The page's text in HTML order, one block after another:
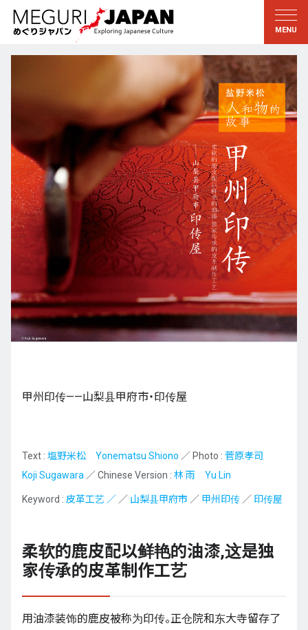
游历地域
江户・东京
甲信越
北陆
东海
京都・奈良
山阴・山阳
九州
游历文化
知与学
求教
伝承
艺术・艺能
匠艺
自然
和历与生活
小野里茶の湯クラブ
JA EN KO ES
甲州印传——山梨县甲府市・印传屋
Text : 塩野米松 Yonematsu Shiono ／ Photo : 菅原孝司
Koji Sugawara ／ Chinese Version : 林 雨 Yu Lin
Keyword : 皮革工艺 ／ ／ 山梨县甲府市 ／ 甲州印传 ／ 印传屋
柔软的鹿皮配以鲜艳的油漆,这是独
家传承的皮革制作工艺
用油漆装饰的鹿皮被称为印传。正仓院和东大寺留存了